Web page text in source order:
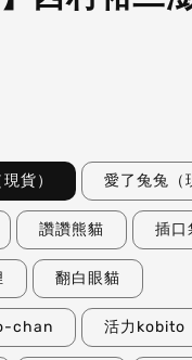
貨） 愛了兔兔（
讚讚熊貓 插口
翻白眼貓
chan 活力kobito